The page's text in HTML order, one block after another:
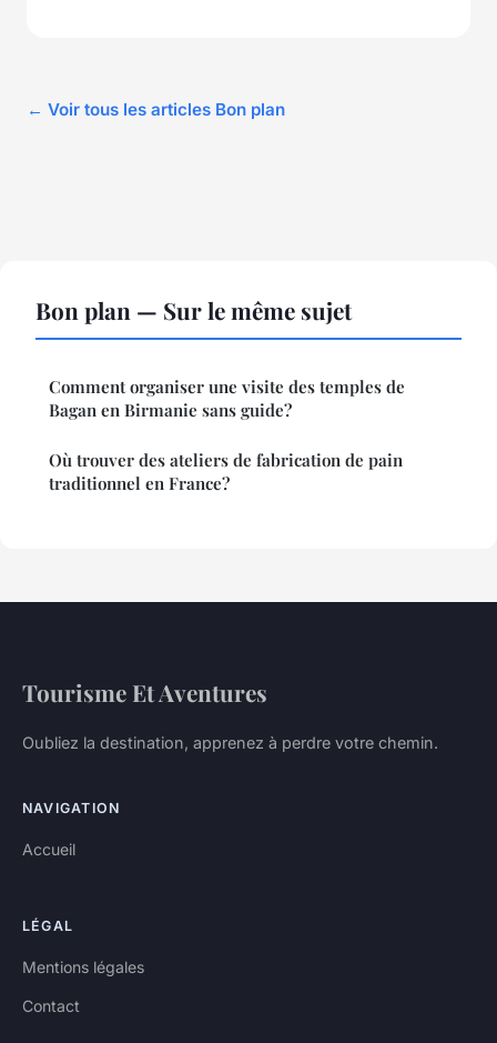
← Voir tous les articles Bon plan
Bon plan — Sur le même sujet
Comment organiser une visite des temples de
Bagan en Birmanie sans guide?
Où trouver des ateliers de fabrication de pain
traditionnel en France?
Tourisme Et Aventures
Oubliez la destination, apprenez à perdre votre chemin.
NAVIGATION
Accueil
LÉGAL
Mentions légales
Contact